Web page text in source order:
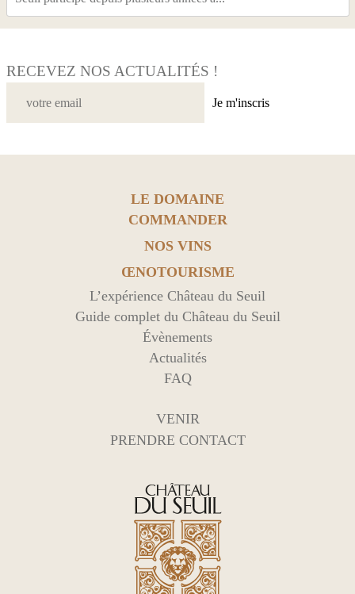
RECEVEZ NOS ACTUALITÉS !
Je m'inscris
LE DOMAINE
COMMANDER
NOS VINS
ŒNOTOURISME
L’expérience Château du Seuil
Guide complet du Château du Seuil
Évènements
Actualités
FAQ
VENIR
PRENDRE CONTACT